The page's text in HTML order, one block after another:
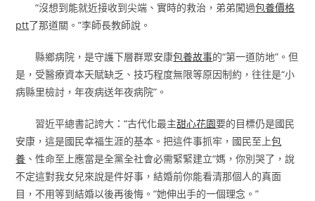
“沒想到能就近接收到尖端、實時的救治，弟弟闖過包養價格
ptt了那道關。”李師長教師說。
縣鄉病院，是守護下層群眾安康包養故事的“第一道防地”。但
是，受醫療資本天賦缺乏、技巧程度無限等原因制約，往往是“小
病縣里檢討，年夜病送年夜病院”。
習近平總書記誇大：“古代化最主甜心花園要的目標仍是國民
安康，這是國民幸福生涯的基本。把這件事抓牢，國民至上包
養 、性命至上應當是全黨全社會必需緊緊建立“媽，你別哭了，說
不定這對我女兒來說是件好事，結婚前你能看清那個人的真面
目，不用等到結婚以後再後悔。”她伸出手的一個理念。”